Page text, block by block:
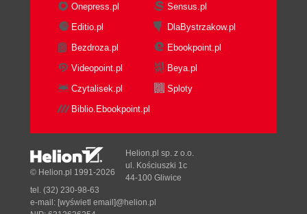
Onepress.pl
Sensus.pl
Editio.pl
DlaBystrzakow.pl
Bezdroza.pl
Ebookpoint.pl
Videopoint.pl
Beya.pl
Czytalisek.pl
Sploty
Biblio.Ebookpoint.pl
© Helion.pl 1991-2026
Helion.pl sp. z o.o.
ul. Kościuszki 1c
44-100 Gliwice
tel. (32) 230-98-63
e-mail: [wyświetl email]@helion.pl